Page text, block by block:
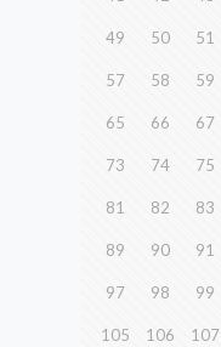
49 50 51
57 58 59
65 66 67
73 74 75
81 82 83
89 90 91
97 98 99
105 106 107